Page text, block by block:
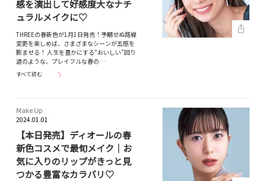
感を演出して好感度大なナチ
ュラルメイクに♡
THREEの春新色が1月1日発売！予期せぬ路線
変更を楽しめば、さまざまなシーンが五感を
膨ませる！ 人生を豊かにする“おいしい”回り
道のような、プレイフルな春の…
すべて読む
Make Up
2024.01.01
【本日発売】ディオールの春
新色コスメで最旬メイク｜お
気に入りのリップがきっと見
つかる豊富なカラバリ♡